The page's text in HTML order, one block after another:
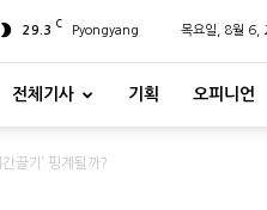
29.3 C Pyongyang 목요일, 8월 6,
전체기사 기획 오피니언
끌기’ 핑계될까?